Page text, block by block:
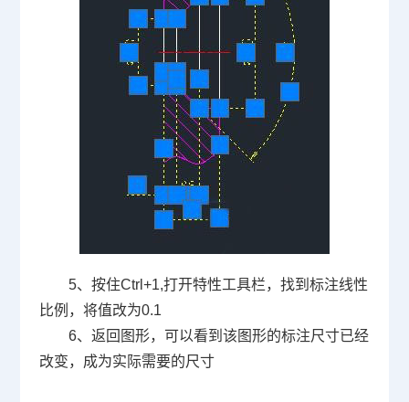
5、按住Ctrl+1,打开特性工具栏，找到标注线性
比例，将值改为0.1
6、返回图形，可以看到该图形的标注尺寸已经
改变，成为实际需要的尺寸